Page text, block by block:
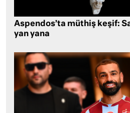
Aspendos’ta müthiş keşif:
yan yana